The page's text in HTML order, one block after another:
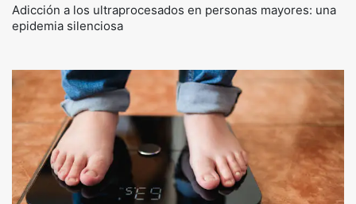
Adicción a los ultraprocesados en personas mayores: una
epidemia silenciosa